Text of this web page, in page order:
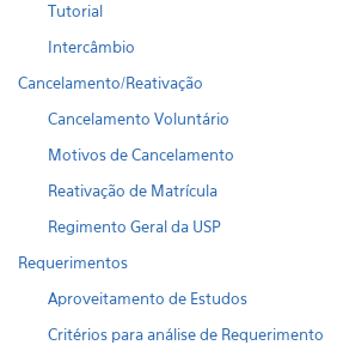
Tutorial
Intercâmbio
Cancelamento/Reativação
Cancelamento Voluntário
Motivos de Cancelamento
Reativação de Matrícula
Regimento Geral da USP
Requerimentos
Aproveitamento de Estudos
Critérios para análise de Requerimento